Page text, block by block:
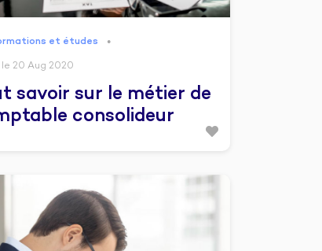
et études ●
le 20 Aug 2020
savoir sur le métier de
consolideur